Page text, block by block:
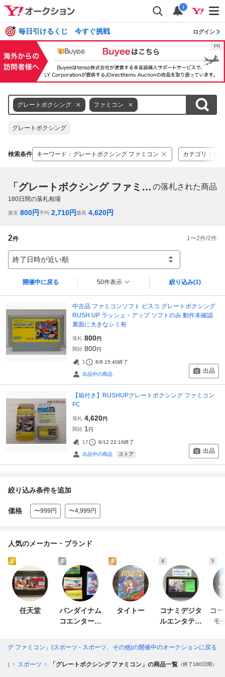
i
毎日引けるくじ 今すぐ挑戦 ログイン
グレートボクシング ファミコン
グレートボクシング
検索条件 キーワード ： グレートボクシング ファミコン カテゴリ ：
「グレートボクシング ファミコン」 の落札された商品
180日間の落札相場
最安 800円平均 2,710円最高 4,620円
2件 1 〜2件/2件
終了日時が近い順
開催中に戻る 50件表示 絞り込み(1)
中古品 ファミコンソフト ビスコ グレートボクシング
RUSH UP ラッシュ・アップ ソフトのみ 動作未確認
裏面に大きなシミ有
落札 800円
開始 800円
1 8/8 15:40終了
出品中の商品 出品
【箱付き】RUSHUPグレートボクシング ファミコン
FC
落札 4,620円
開始 1 円
17 6/12 22:16終了
出品中の商品 ストア 出品
絞り込み条件を追加
価格 〜999円 〜4,999円
人気のメーカー・ブランド
1
任天堂
2
バンダイナム
コエンターテ
3
タイトー
4
コナミデジタ
ルエンタテイ
5
コ
モ
グ ファミコン」(スポーツ - スポーツ、その他)の開催中のオークションに戻る
他 スポーツ 「グレートボクシング ファミコン」の商品一覧 （終了180日間）